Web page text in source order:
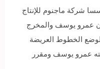
شركة ماجنوم للإنتاج
عمرو يوسف والمخرج
الخطوط العريضة
عمرو يوسف ومقرر